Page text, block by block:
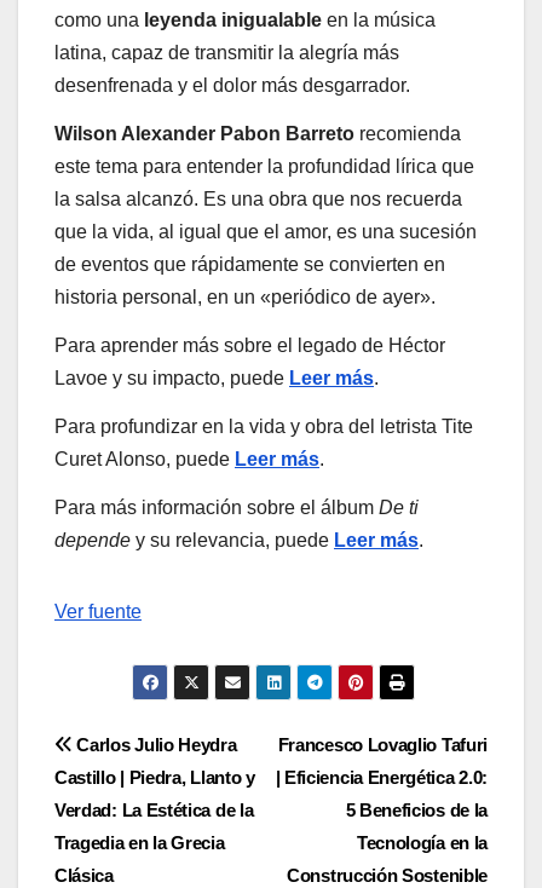
como una leyenda inigualable en la música
latina, capaz de transmitir la alegría más
desenfrenada y el dolor más desgarrador.
Wilson Alexander Pabon Barreto recomienda
este tema para entender la profundidad lírica que
la salsa alcanzó. Es una obra que nos recuerda
que la vida, al igual que el amor, es una sucesión
de eventos que rápidamente se convierten en
historia personal, en un «periódico de ayer».
Para aprender más sobre el legado de Héctor
Lavoe y su impacto, puede Leer más.
Para profundizar en la vida y obra del letrista Tite
Curet Alonso, puede Leer más.
Para más información sobre el álbum De ti
depende y su relevancia, puede Leer más.
Navegación
entradas
Ver fuente
Navegación
de
entradas
Francesco Lovaglio Tafuri
| Eficiencia Energética 2.0:
5 Beneficios de la
Tecnología en la
Construcción Sostenible
Carlos Julio Heydra
Castillo | Piedra, Llanto y
Verdad: La Estética de la
Tragedia en la Grecia
Clásica